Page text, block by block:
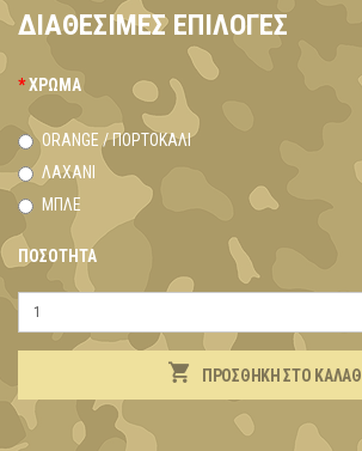
ΔΙΑΘΈΣΙΜΕΣ ΕΠΙΛΟΓΈΣ
ΧΡΏΜΑ
ORANGE / ΠΟΡΤΟΚΑΛΊ
ΛΑΧΑΝΊ
ΜΠΛΕ
ΠΟΣΌΤΗΤΑ
ΠΡΟΣΘΉΚΗ ΣΤΟ ΚΑΛΆΘΙ